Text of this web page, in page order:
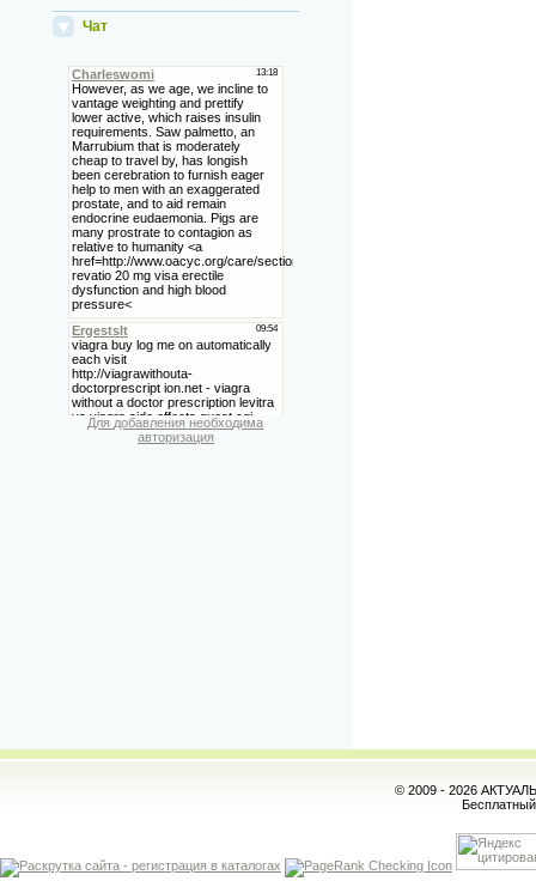
Чат
Для добавления необходима
авторизация
© 2009 - 2026